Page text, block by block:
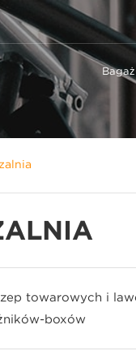
towarowych i
boxów